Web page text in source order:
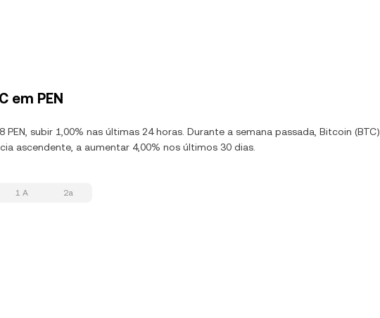
em PEN
PEN, subir 1,00% nas últimas 24 horas. Durante a semana passada, Bitcoin (BTC)
ascendente, a aumentar 4,00% nos últimos 30 dias.
1 A 2a